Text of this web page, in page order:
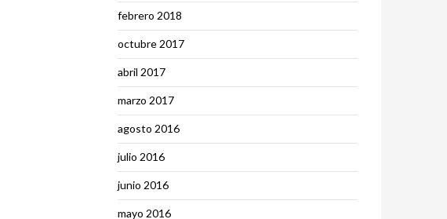
febrero 2018
octubre 2017
abril 2017
marzo 2017
agosto 2016
julio 2016
junio 2016
mayo 2016